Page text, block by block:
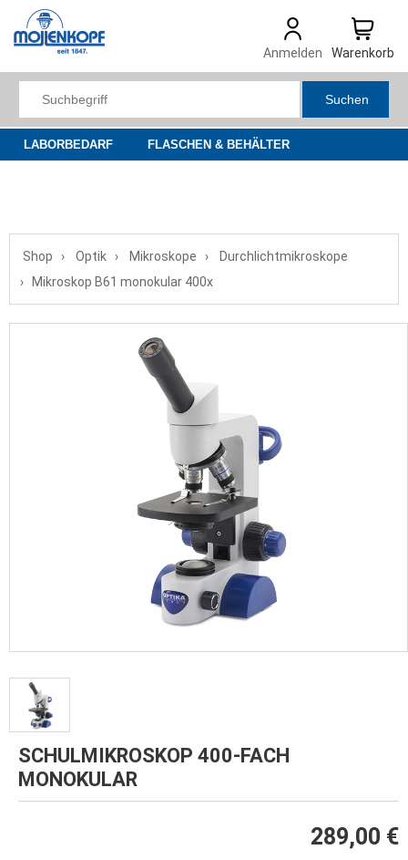
Anmelden Warenkorb
Suchen
LABORBEDARF FLASCHEN & BEHÄLTER
Shop Optik Mikroskope
Durchlichtmikroskope
Mikroskop B61 monokular 400x
SCHULMIKROSKOP 400-FACH
MONOKULAR
289,00 €